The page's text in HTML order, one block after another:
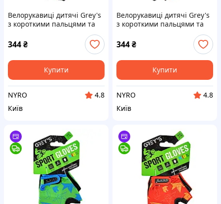
Велорукавиці дитячі Grey's
з короткими пальцями та
червоно-чорні (розмір 13-
14) GR18735 cx.
344₴
Купити
NYRO
4.8
Київ
Велорукавиці дитячі Grey's
з короткими пальцями та
гелевими вставками, синьо-
чорні (розмір 13-14)
GR18725 cx.
344₴
Купити
NYRO
4.8
Київ